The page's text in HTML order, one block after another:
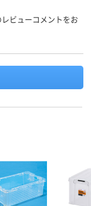
ビューコメントをお